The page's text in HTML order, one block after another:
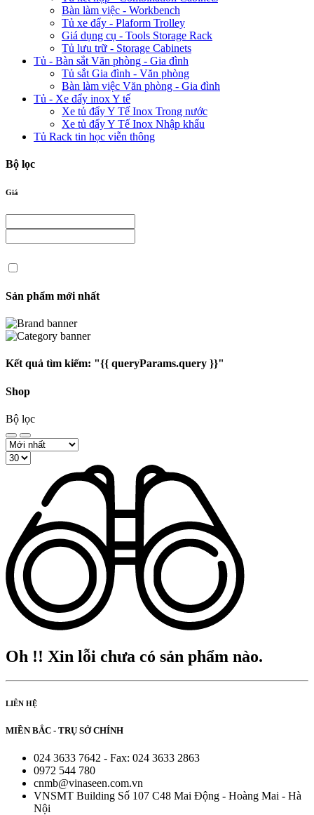
Bàn làm việc - Workbench
Tủ xe đẩy - Plaform Trolley
Giá dụng cụ - Tools Storage Rack
Tủ lưu trữ - Storage Cabinets
Tủ - Bàn sắt Văn phòng - Gia đình
Tủ sắt Gia đình - Văn phòng
Bàn làm việc Văn phòng - Gia đình
Tủ - Xe đẩy inox Y tế
Xe tủ đẩy Y Tế Inox Trong nước
Xe tủ đẩy Y Tế Inox Nhập khẩu
Tủ Rack tin học viễn thông
Bộ lọc
Giá
Sản phẩm mới nhất
Kết quả tìm kiếm: "{{ queryParams.query }}"
Shop
Bộ lọc
Oh !! Xin lỗi chưa có sản phẩm nào.
LIÊN HỆ
MIỀN BẮC - TRỤ SỞ CHÍNH
024 3633 7642 - Fax: 024 3633 2863
0972 544 780
cnmb@vinaseen.com.vn
VNSMT Building Số 107 C48 Mai Động - Hoàng Mai - Hà
Nội